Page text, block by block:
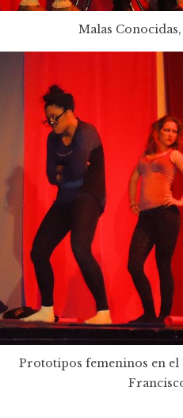
Malas
Prototipos femeninos en el